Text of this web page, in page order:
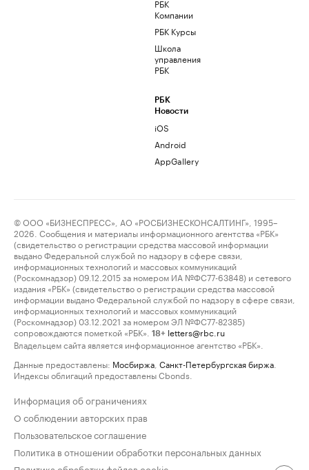
РБК
Компании
РБК Курсы
Школа
управления
РБК
РБК
Новости
iOS
Android
AppGallery
© ООО «БИЗНЕСПРЕСС», АО «РОСБИЗНЕСКОНСАЛТИНГ», 1995–
2026. Сообщения и материалы информационного агентства «РБК»
(свидетельство о регистрации средства массовой информации
выдано Федеральной службой по надзору в сфере связи,
информационных технологий и массовых коммуникаций
(Роскомнадзор) 09.12.2015 за номером ИА №ФС77-63848) и сетевого
издания «РБК» (свидетельство о регистрации средства массовой
информации выдано Федеральной службой по надзору в сфере связи,
информационных технологий и массовых коммуникаций
(Роскомнадзор) 03.12.2021 за номером ЭЛ №ФС77-82385)
сопровождаются пометкой «РБК».
18+ letters@rbc.ru
Владельцем сайта является информационное агентство «РБК».
Данные предоставлены: Мосбиржа Санкт-Петербургская биржа
Индексы облигаций предоставлены Cbonds.
Информация об ограничениях
О соблюдении авторских прав
Пользовательское соглашение
Политика в отношении обработки персональных данных